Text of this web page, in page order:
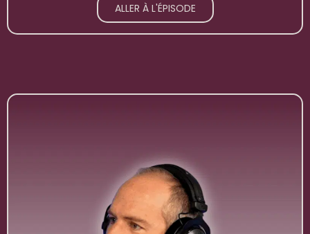
ALLER À L'ÉPISODE